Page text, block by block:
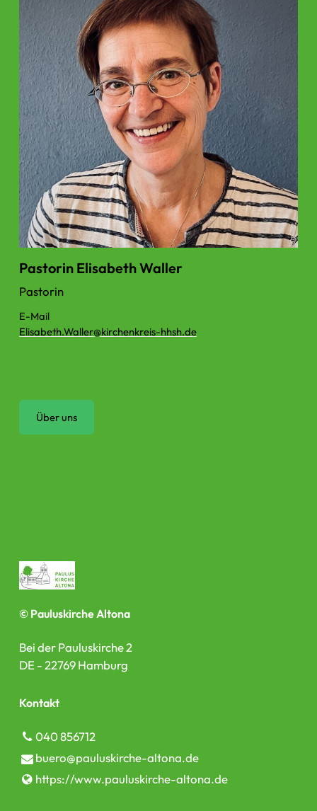
Pastorin Elisabeth Waller
Pastorin
E-Mail
Elisabeth.​Waller@​kirchenkreis-hhsh.​de
Über uns
© Pauluskirche Altona
Bei der Pauluskirche 2
DE - 22769 Hamburg
Kontakt
040 856712
buero@​pauluskirche-altona.​de
https://www.​pauluskirche-altona.​de